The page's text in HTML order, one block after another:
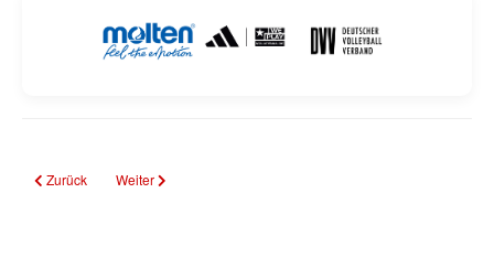
Vorheriger Beitrag: Sponsoren
Zurück Nächster Beitrag: Volley Smash Cup 2026
Weiter